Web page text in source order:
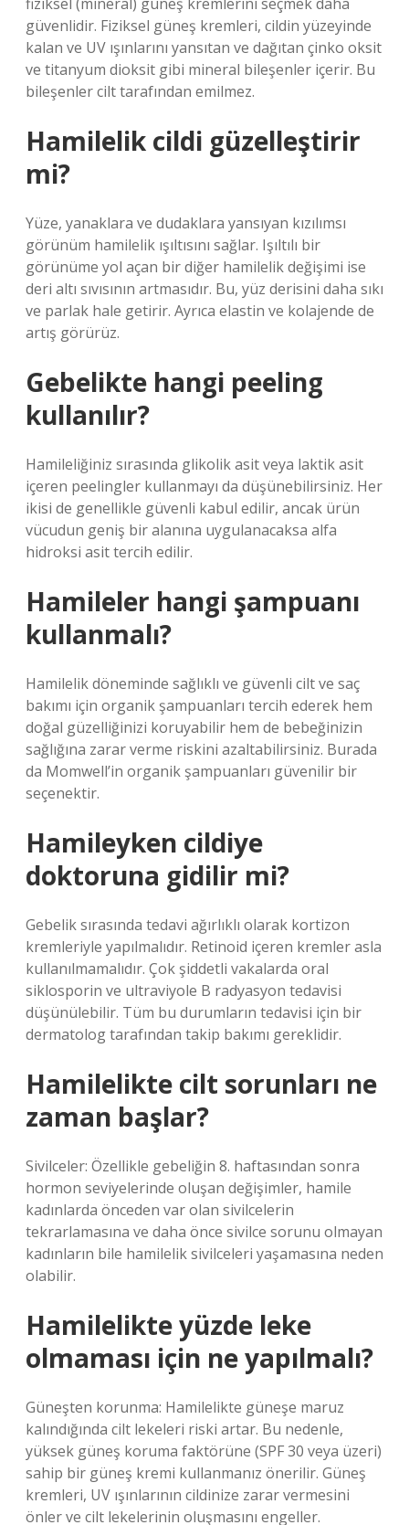
güvenlidir. Fiziksel güneş kremleri, cildin yüzeyinde
kalan ve UV ışınlarını yansıtan ve dağıtan çinko oksit
ve titanyum dioksit gibi mineral bileşenler içerir. Bu
bileşenler cilt tarafından emilmez.
Hamilelik cildi güzelleştirir
mi?
Yüze, yanaklara ve dudaklara yansıyan kızılımsı
görünüm hamilelik ışıltısını sağlar. Işıltılı bir
görünüme yol açan bir diğer hamilelik değişimi ise
deri altı sıvısının artmasıdır. Bu, yüz derisini daha sıkı
ve parlak hale getirir. Ayrıca elastin ve kolajende de
artış görürüz.
Gebelikte hangi peeling
kullanılır?
Hamileliğiniz sırasında glikolik asit veya laktik asit
içeren peelingler kullanmayı da düşünebilirsiniz. Her
ikisi de genellikle güvenli kabul edilir, ancak ürün
vücudun geniş bir alanına uygulanacaksa alfa
hidroksi asit tercih edilir.
Hamileler hangi şampuanı
kullanmalı?
Hamilelik döneminde sağlıklı ve güvenli cilt ve saç
bakımı için organik şampuanları tercih ederek hem
doğal güzelliğinizi koruyabilir hem de bebeğinizin
sağlığına zarar verme riskini azaltabilirsiniz. Burada
da Momwell’in organik şampuanları güvenilir bir
seçenektir.
Hamileyken cildiye
doktoruna gidilir mi?
Gebelik sırasında tedavi ağırlıklı olarak kortizon
kremleriyle yapılmalıdır. Retinoid içeren kremler asla
kullanılmamalıdır. Çok şiddetli vakalarda oral
siklosporin ve ultraviyole B radyasyon tedavisi
düşünülebilir. Tüm bu durumların tedavisi için bir
dermatolog tarafından takip bakımı gereklidir.
Hamilelikte cilt sorunları ne
zaman başlar?
Sivilceler: Özellikle gebeliğin 8. haftasından sonra
hormon seviyelerinde oluşan değişimler, hamile
kadınlarda önceden var olan sivilcelerin
tekrarlamasına ve daha önce sivilce sorunu olmayan
kadınların bile hamilelik sivilceleri yaşamasına neden
olabilir.
Hamilelikte yüzde leke
olmaması için ne yapılmalı?
Güneşten korunma: Hamilelikte güneşe maruz
kalındığında cilt lekeleri riski artar. Bu nedenle,
yüksek güneş koruma faktörüne (SPF 30 veya üzeri)
sahip bir güneş kremi kullanmanız önerilir. Güneş
kremleri, UV ışınlarının cildinize zarar vermesini
önler ve cilt lekelerinin oluşmasını engeller.